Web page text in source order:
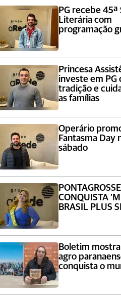
PG recebe 45ª
Literária com
programação
Princesa
investe em PG
tradição e
as famílias
Operário
Fantasma Day
sábado
CONQUISTA
BRASIL PLUS
Boletim
agro
conquista o